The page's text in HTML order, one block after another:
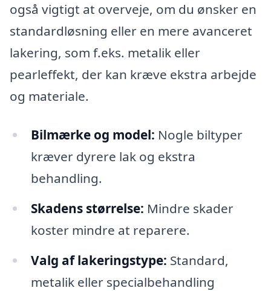
også vigtigt at overveje, om du ønsker en
standardløsning eller en mere avanceret
lakering, som f.eks. metalik eller
pearleffekt, der kan kræve ekstra arbejde
og materiale.
Bilmærke og model: Nogle biltyper
kræver dyrere lak og ekstra
behandling.
Skadens størrelse: Mindre skader
koster mindre at reparere.
Valg af lakeringstype: Standard,
metalik eller specialbehandling